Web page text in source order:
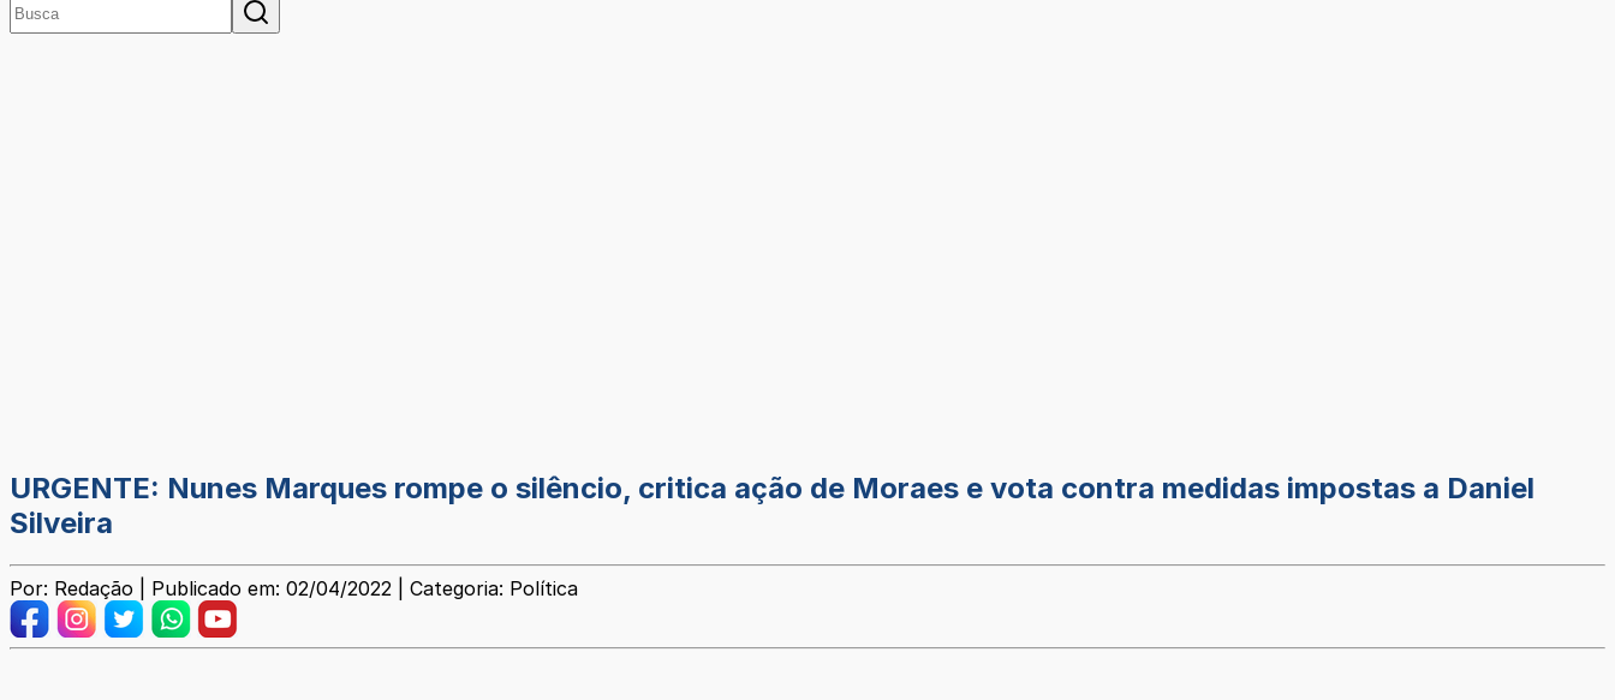
URGENTE: Nunes Marques rompe o silêncio, critica ação de Moraes e vota contra medidas impostas a Daniel
Silveira
Por: Redação | Publicado em: 02/04/2022 | Categoria: Política